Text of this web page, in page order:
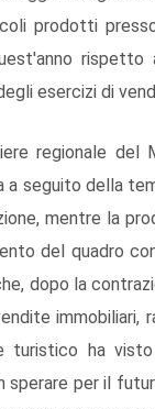
prodotti
esercizi di
regionale del
seguito della
mentre la
del quadro
dopo la
turistico ha
sperare per il